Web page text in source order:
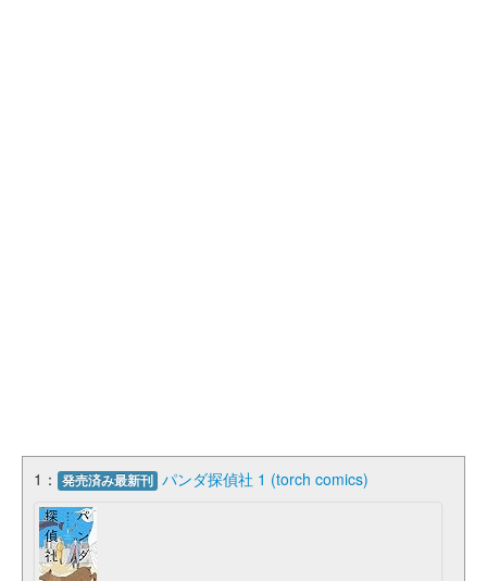
1： 発売済み最新刊 パンダ探偵社 1 (torch comics)